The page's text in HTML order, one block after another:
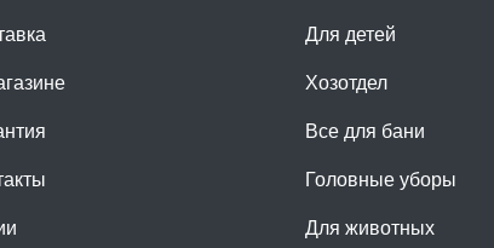
Для детей
Хозотдел
Все для бани
Головные уборы
Для животных